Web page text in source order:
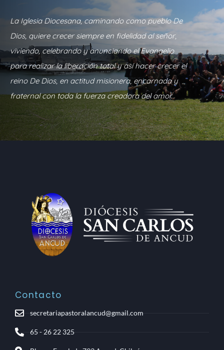
La Iglesia Diocesana, caminando como pueblo De
Dios, quiere crecer siempre en fidelidad al señor,
viviendo, celebrando y anunciando el Evangelio
para realizar la liberación total y así hacer crecer el
reino De Dios, en actitud misionera, encarnada y
fraternal con toda la fuerza creadora del amor.
Contacto
secretariapastoralancud@gmail.com
65 - 26 22 325